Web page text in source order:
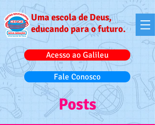
Uma escola de Deus,
educando para o futuro.
Acesso ao Galileu
Fale Conosco
Posts